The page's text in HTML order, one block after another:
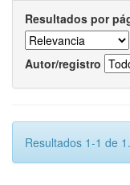
Resultados por
Autor/registro
Resultados 1-1 de 1.